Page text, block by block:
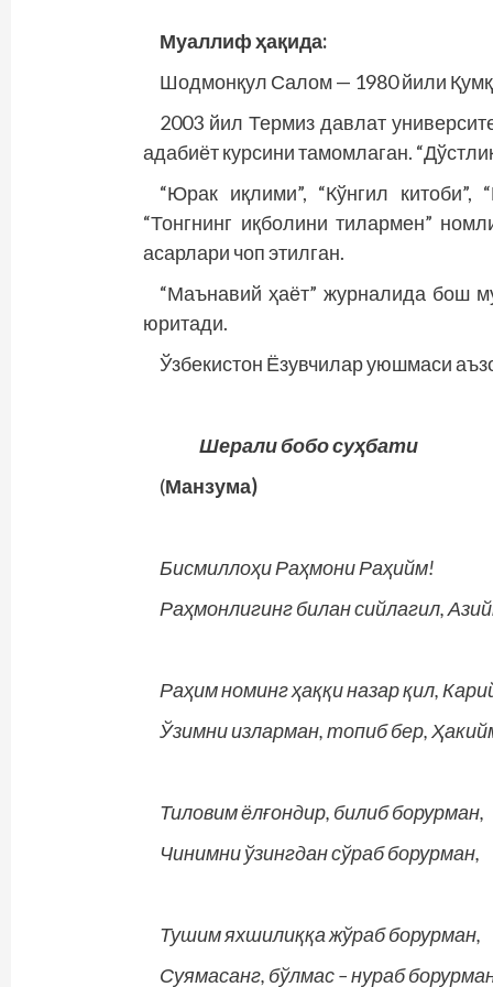
Муаллиф ҳақида:
Шодмонқул Салом — 1980 йили
2003 йил Термиз давлат
адабиёт курсини тамомлаган.
“Юрак иқлими”, “Кўнгил китоби”,
“Тонг­нинг иқболини тилармен”
асарлари чоп этилган.
“Маънавий ҳаёт” журналида бош
юритади.
Ўзбекистон Ёзувчилар уюшмаси
Шерали бобо суҳбати
(Манзума)
Бисмиллоҳи Раҳмони Раҳийм!
Раҳмонлигинг билан сийлагил,
Раҳим номинг ҳаққи назар қил,
Ўзимни изларман, топиб бер,
Тиловим ёлғондир, билиб борурман,
Чинимни ўзингдан сўраб борурман,
Тушим яхшилиққа жўраб борурман,
Суямасанг, бўлмас – нураб